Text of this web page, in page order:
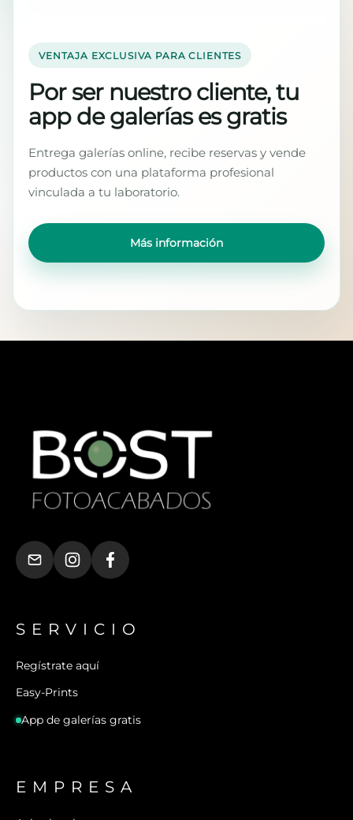
VENTAJA EXCLUSIVA PARA CLIENTES
Por ser nuestro cliente, tu
app de galerías es gratis
Entrega galerías online, recibe reservas y vende
productos con una plataforma profesional
vinculada a tu laboratorio.
Más información
SERVICIO
Regístrate aquí
Easy-Prints
App de galerías gratis
EMPRESA